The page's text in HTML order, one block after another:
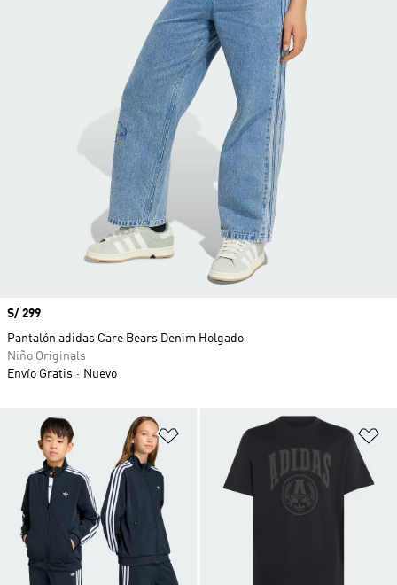
Añadir a la lista de deseos
Precio
S/ 299
Pantalón adidas Care Bears Denim Holgado
Niño Originals
Envío Gratis
Nuevo